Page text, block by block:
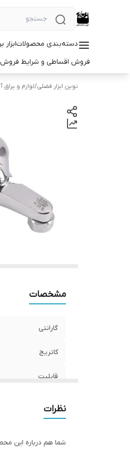
دسته‌بندی محصولاتابزار
فروش اقساطی و شرایط فروش
نوین ابزار فضلی/لوازم و یراق
مشخصات
گارانتی
کاتریج
قابلیت
نظرات
شما هم درباره این